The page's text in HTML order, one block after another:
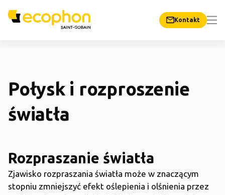
Kontakt
Połysk i rozproszenie
światła
Rozpraszanie światła
Zjawisko rozpraszania światła może w znaczącym
stopniu zmniejszyć efekt oślepienia i olśnienia przez